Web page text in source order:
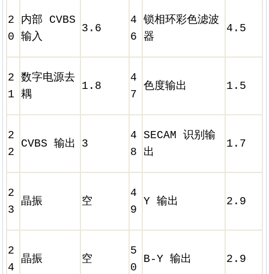
2
0
内部 CVBS
输入
3.6
4
6
锁相环彩色滤波
器
4.5
2
1
数字电源去
耦
1.8
4
7
色度输出 1.5
2
2
CVBS 输出 3
4
8
SECAM 识别输
出
1.7
2
3
晶振 空
4
9
Y 输出 2.9
2
4
晶振 空
5
0
B-Y 输出 2.9